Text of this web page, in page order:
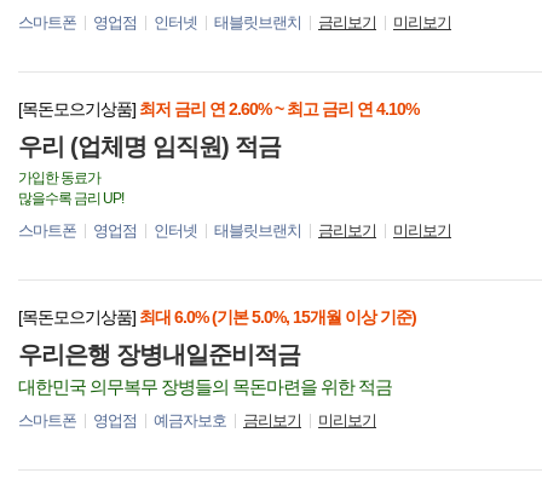
스마트폰 영업점 인터넷 태블릿브랜치 금리보기 미리보기
우리 (업체명 임직원) 적금
[목돈모으기상품] 최저 금리 연 2.60% ~ 최고 금리 연 4.10%
가입한 동료가
많을수록 금리 UP!
스마트폰 영업점 인터넷 태블릿브랜치 금리보기 미리보기
우리은행 장병내일준비적금
[목돈모으기상품] 최대 6.0% (기본 5.0%, 15개월 이상 기준)
대한민국 의무복무 장병들의 목돈마련을 위한 적금
스마트폰 영업점 예금자보호 금리보기 미리보기